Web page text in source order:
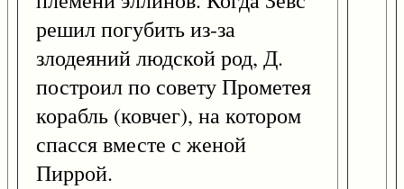
решил погубить из-за
злодеяний людской род, Д.
построил по совету Прометея
корабль (ковчег), на котором
спасся вместе с женой
Пиррой.